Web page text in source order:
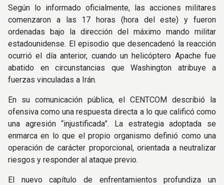
Según lo informado oficialmente, las acciones militares
comenzaron a las 17 horas (hora del este) y fueron
ordenadas bajo la dirección del máximo mando militar
estadounidense. El episodio que desencadenó la reacción
ocurrió el día anterior, cuando un helicóptero Apache fue
abatido en circunstancias que Washington atribuye a
fuerzas vinculadas a Irán.
En su comunicación pública, el CENTCOM describió la
ofensiva como una respuesta directa a lo que calificó como
una agresión “injustificada”. La estrategia adoptada se
enmarca en lo que el propio organismo definió como una
operación de carácter proporcional, orientada a neutralizar
riesgos y responder al ataque previo.
El nuevo capítulo de enfrentamientos profundiza un